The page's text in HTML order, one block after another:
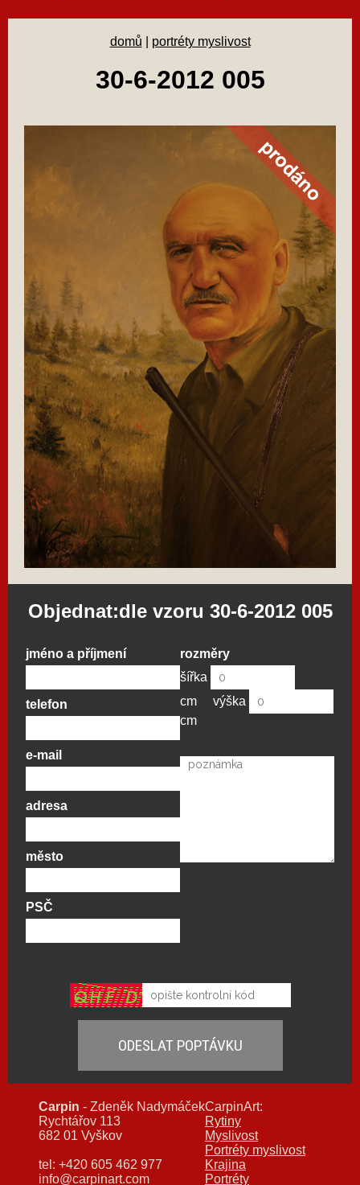
domů portréty myslivost
30-6-2012 005
Objednat:dle vzoru 30-6-2012 005
jméno a příjmení
telefon
e-mail
adresa
město
PSČ
rozměry
šířka
cm
výška
cm
Carpin - Zdeněk Nadymáček
Rychtářov 113
682 01 Vyškov
tel: +420 605 462 977
info@carpinart.com
CarpinArt:
Rytiny
Myslivost
Portréty myslivost
Krajina
Portréty